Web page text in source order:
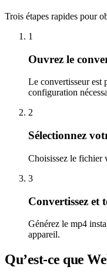
Trois étapes rapides pour
1
Ouvrez le
Le convertisseur est
configuration
2
Sélectionnez
Choisissez le fichier
3
Convertissez et
Générez le mp4
appareil.
Qu’est-ce que